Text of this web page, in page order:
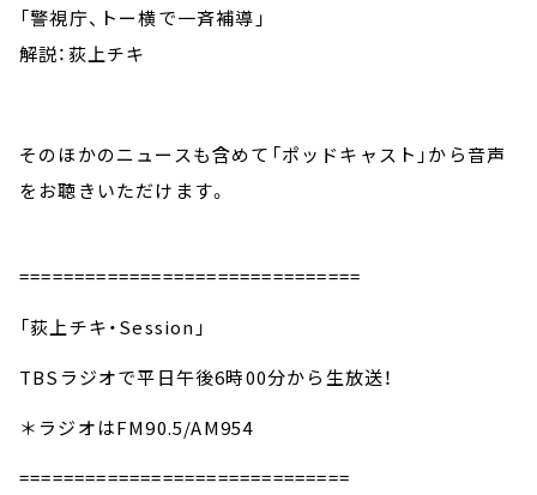
「警視庁、トー横で一斉補導」
解説：荻上チキ
そのほかのニュースも含めて「ポッドキャスト」から音声
をお聴きいただけます。
===============================
「荻上チキ・Session」
TBSラジオで平日午後6時00分から生放送！
＊ラジオはFM90.5/AM954
==============================